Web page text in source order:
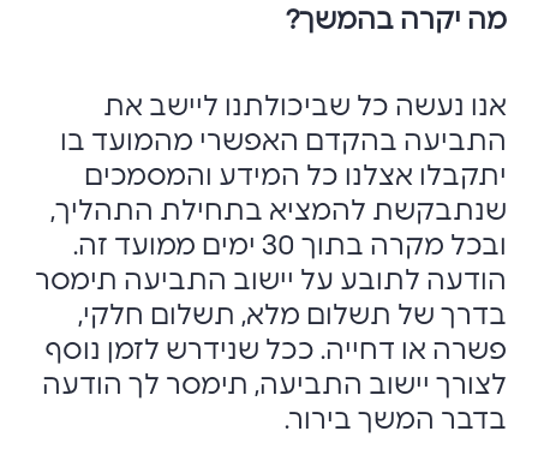
מה יקרה בהמשך?
אנו נעשה כל שביכולתנו ליישב את
התביעה בהקדם האפשרי מהמועד בו
יתקבלו אצלנו כל המידע והמסמכים
שנתבקשת להמציא בתחילת התהליך,
ובכל מקרה בתוך 30 ימים ממועד זה.
הודעה לתובע על יישוב התביעה תימסר
בדרך של תשלום מלא, תשלום חלקי,
פשרה או דחייה. ככל שנידרש לזמן נוסף
לצורך יישוב התביעה, תימסר לך הודעה
בדבר המשך בירור.